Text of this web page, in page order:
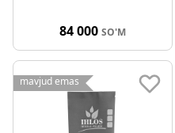
84 000 SO'M
mavjud emas